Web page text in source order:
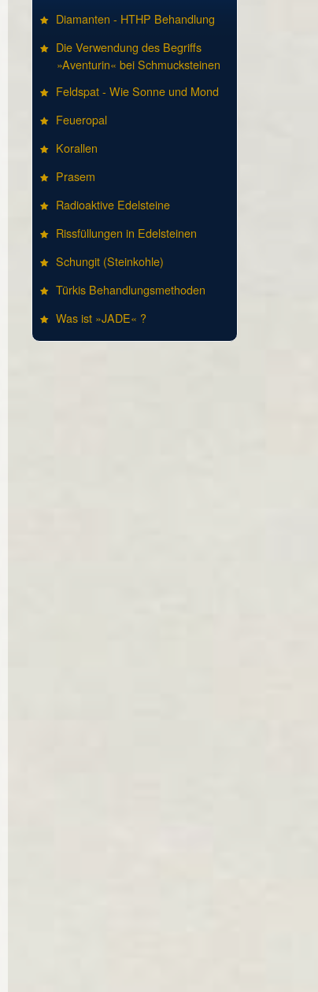
Diamanten - HTHP Behandlung
Die Verwendung des Begriffs
»Aventurin« bei Schmucksteinen
Feldspat - Wie Sonne und Mond
Feueropal
Korallen
Prasem
Radioaktive Edelsteine
Rissfüllungen in Edelsteinen
Schungit (Steinkohle)
Türkis Behandlungsmethoden
Was ist »JADE« ?